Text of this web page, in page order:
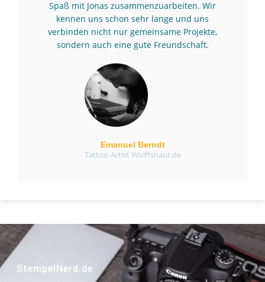
Spaß mit Jonas zusammenzuarbeiten. Wir
kennen uns schon sehr lange und uns
verbinden nicht nur gemeinsame Projekte,
sondern auch eine gute Freundschaft.
Emanuel Berndt
Tattoo-Artist Wolffshaut.de
StempelNerd.de